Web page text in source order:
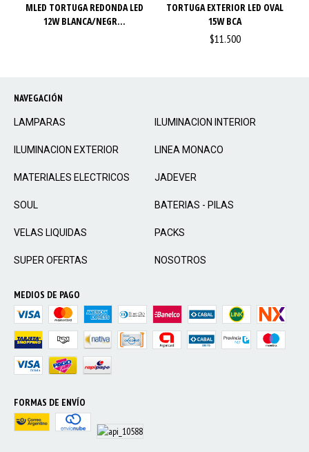
MLED TORTUGA REDONDA LED
12W BLANCA/NEGR...
TORTUGA EXTERIOR LED OVAL
15W BCA
$11.500
NAVEGACIÓN
LAMPARAS ILUMINACION INTERIOR
ILUMINACION EXTERIOR LINEA MONACO
MATERIALES ELECTRICOS JADEVER
SOUL BATERIAS - PILAS
VELAS LIQUIDAS PACKS
SUPER OFERTAS NOSOTROS
MEDIOS DE PAGO
FORMAS DE ENVÍO